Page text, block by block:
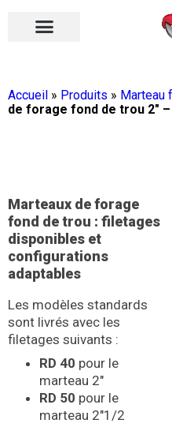
Accueil » Produits » Marteau
de forage fond de trou 2″ –
Marteaux de forage
fond de trou : filetages
disponibles et
configurations
adaptables
Les modèles standards
sont livrés avec les
filetages suivants :
RD 40 pour le
marteau 2″
RD 50 pour le
marteau 2″1/2